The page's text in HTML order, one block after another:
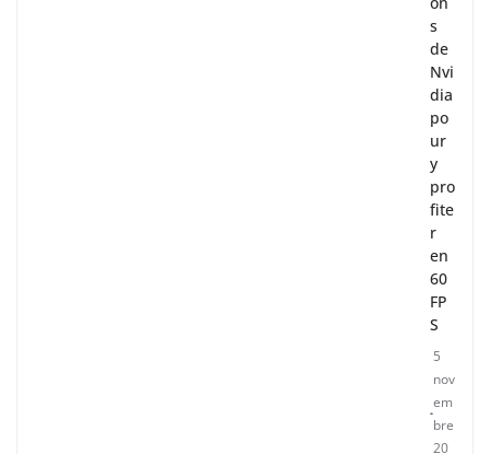
s
de
Nvi
dia
po
ur
y
pro
fite
r
en
60
FP
S
5
nov
em
bre
20